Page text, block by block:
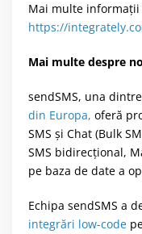
Mai multe informații
https://
Mai multe despre
sendSMS, una dintre
din Europa, oferă
SMS și Chat (Bulk
SMS bidirecțional,
pe baza de date a
Echipa sendSMS a
integrări low-code